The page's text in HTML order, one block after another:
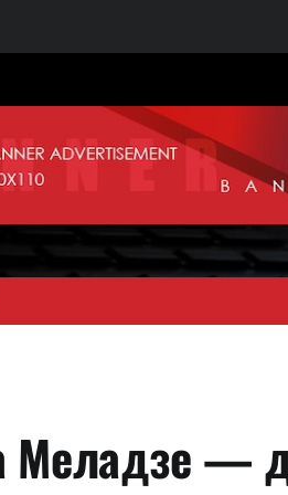
Меладзе —